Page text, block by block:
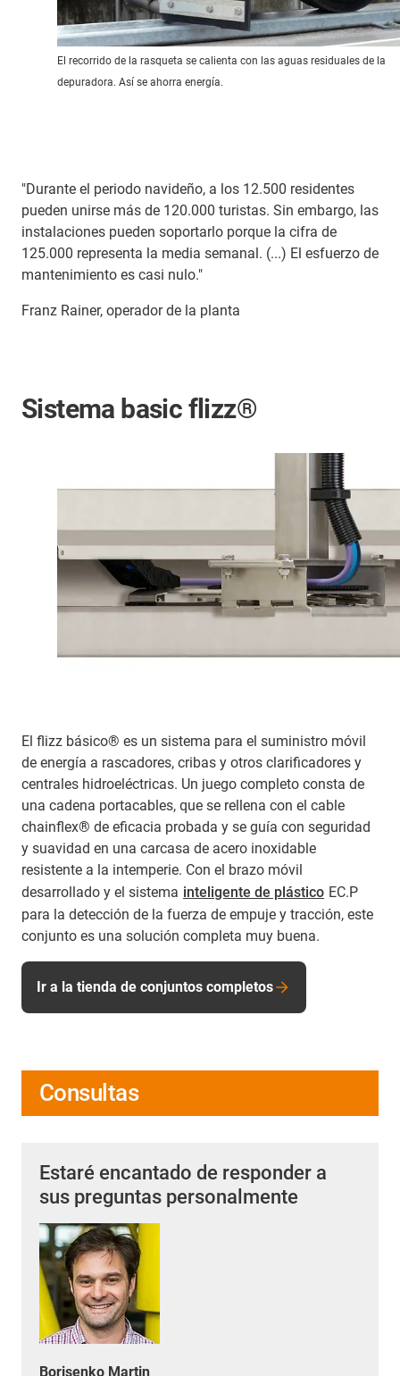
El recorrido de la rasqueta se calienta con las aguas residuales de la
depuradora. Así se ahorra energía.
"Durante el periodo navideño, a los 12.500 residentes
pueden unirse más de 120.000 turistas. Sin embargo, las
instalaciones pueden soportarlo porque la cifra de
125.000 representa la media semanal. (...) El esfuerzo de
mantenimiento es casi nulo."
Franz Rainer, operador de la planta
Sistema basic flizz®
El flizz básico® es un sistema para el suministro móvil
de energía a rascadores, cribas y otros clarificadores y
centrales hidroeléctricas. Un juego completo consta de
una cadena portacables, que se rellena con el cable
chainflex® de eficacia probada y se guía con seguridad
y suavidad en una carcasa de acero inoxidable
resistente a la intemperie. Con el brazo móvil
desarrollado y el sistema inteligente de plástico EC.P
para la detección de la fuerza de empuje y tracción, este
conjunto es una solución completa muy buena.
Ir a la tienda de conjuntos completos
Consultas
Estaré encantado de responder a
sus preguntas personalmente
Borisenko Martin